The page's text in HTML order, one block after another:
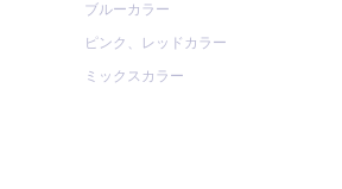
ブルーカラー
ピンク、レッドカラー
ミックスカラー